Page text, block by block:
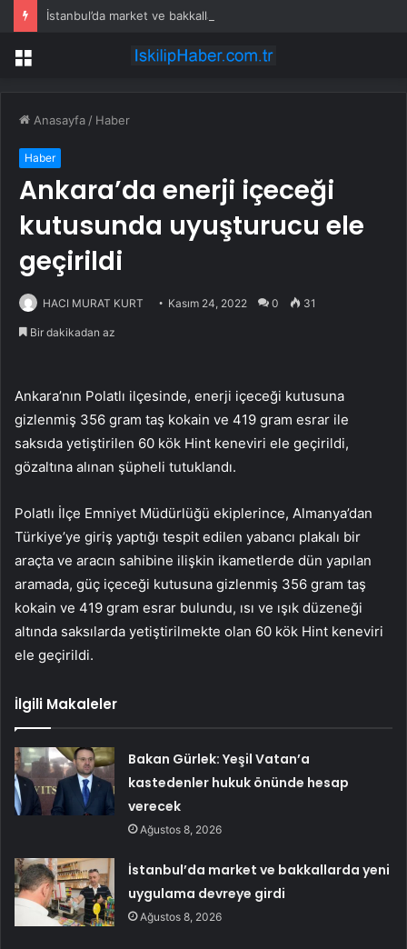
Menü
Anasayfa / Haber
Haber
Ankara’da enerji içeceği
kutusunda uyuşturucu ele
geçirildi
HACI MURAT KURT Kasım 24, 2022 0 31
Bir dakikadan az
Ankara’nın Polatlı ilçesinde, enerji içeceği kutusuna
gizlenmiş 356 gram taş kokain ve 419 gram esrar ile
saksıda yetiştirilen 60 kök Hint keneviri ele geçirildi,
gözaltına alınan şüpheli tutuklandı.
Polatlı İlçe Emniyet Müdürlüğü ekiplerince, Almanya’dan
Türkiye’ye giriş yaptığı tespit edilen yabancı plakalı bir
araçta ve aracın sahibine ilişkin ikametlerde dün yapılan
aramada, güç içeceği kutusuna gizlenmiş 356 gram taş
kokain ve 419 gram esrar bulundu, ısı ve ışık düzeneği
altında saksılarda yetiştirilmekte olan 60 kök Hint keneviri
ele geçirildi.
İlgili Makaleler
Bakan Gürlek: Yeşil Vatan’a
kastedenler hukuk önünde hesap
verecek
Ağustos 8, 2026
İstanbul’da market ve bakkallarda yeni
uygulama devreye girdi
Ağustos 8, 2026